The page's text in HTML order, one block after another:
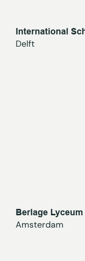
International
Delft
Berlage Lyceum
Amsterdam